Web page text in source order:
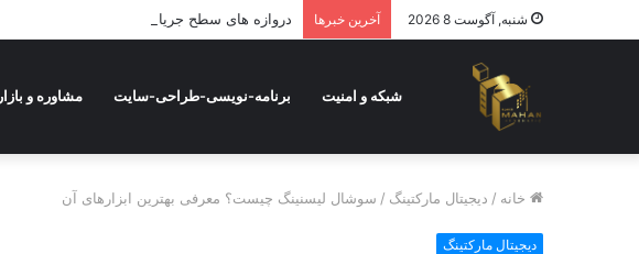
شنبه, آگوست 8 2026 آخرین خبرها دروازه های سطح جریان (Circuit Level Gateways) چیست؟
شبکه و امنیت برنامه-نویسی-طراحی-سایت مشاوره و
خانه / دیجیتال مارکتینگ / سوشال لیسنینگ چیست؟ معرفی بهترین ابزارهای آن
دیجیتال مارکتینگ